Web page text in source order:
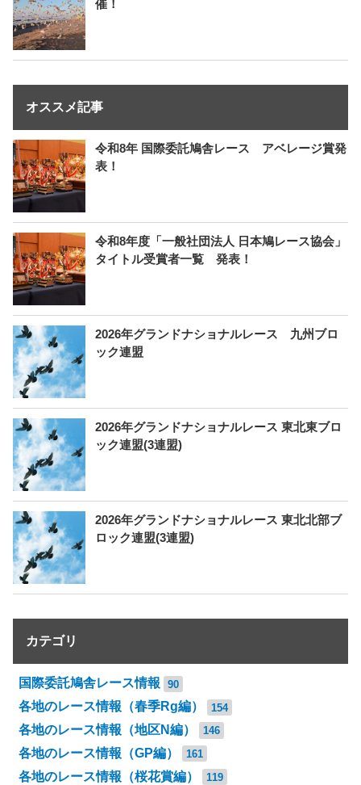
催！
オススメ記事
令和8年 国際委託鳩舎レース アベレージ賞発
表！
令和8年度「一般社団法人 日本鳩レース協会」
タイトル受賞者一覧 発表！
2026年グランドナショナルレース 九州ブロ
ック連盟
2026年グランドナショナルレース 東北東ブロ
ック連盟(3連盟)
2026年グランドナショナルレース 東北北部ブ
ロック連盟(3連盟)
カテゴリ
国際委託鳩舎レース情報 90
各地のレース情報（春季Rg編） 154
各地のレース情報（地区N編） 146
各地のレース情報（GP編） 161
各地のレース情報（桜花賞編） 119